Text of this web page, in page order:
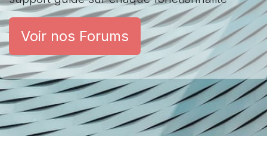
Voir nos Forums